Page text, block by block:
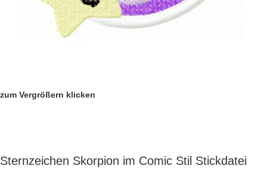
zum Vergrößern klicken
Sternzeichen Skorpion im Comic Stil Stickdatei